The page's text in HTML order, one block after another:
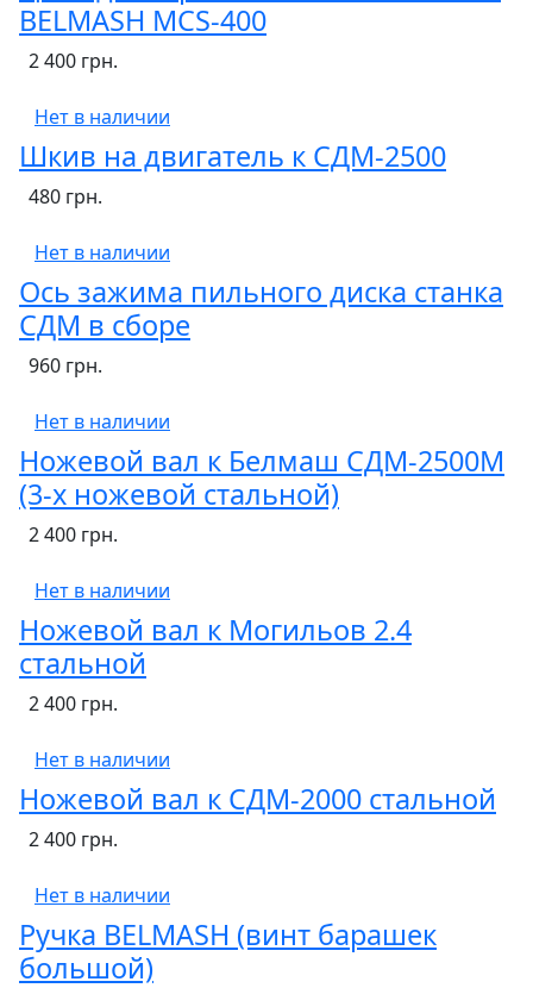
BELMASH MCS-400
2 400 грн.
Нет в наличии
Шкив на двигатель к СДМ-2500
480 грн.
Нет в наличии
Ось зажима пильного диска станка
СДМ в сборе
960 грн.
Нет в наличии
Ножевой вал к Белмаш СДМ-2500М
(3-х ножевой стальной)
2 400 грн.
Нет в наличии
Ножевой вал к Могильов 2.4
стальной
2 400 грн.
Нет в наличии
Ножевой вал к СДМ-2000 стальной
2 400 грн.
Нет в наличии
Ручка BELMASH (винт барашек
большой)